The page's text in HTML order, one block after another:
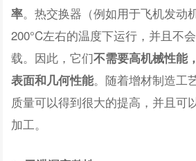
率。热交换器（例如用于飞机发动
200°C左右的温度下运行，并且不
载。因此，它们不需要高机械性能
表面和几何性能。随着增材制造工
质量可以得到很大的提高，并且可
加工。